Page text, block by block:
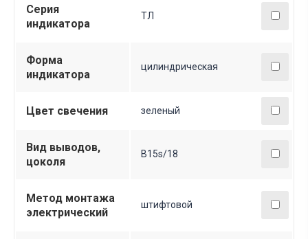
Серия
индикатора
ТЛ
Форма
индикатора
цилиндрическая
Цвет свечения зеленый
Вид выводов,
цоколя
B15s/18
Метод монтажа
электрический
штифтовой